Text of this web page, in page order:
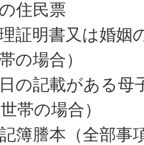
住民票
証明書又は婚姻
の場合）
の記載がある母
帯の場合）
簿謄本（全部事